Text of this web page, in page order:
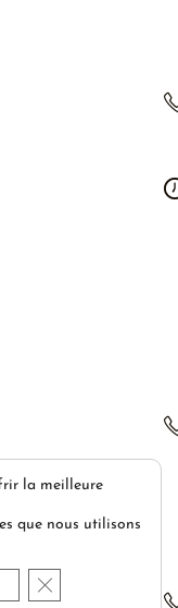
la meilleure
que nous utilisons
Fermer la bannière